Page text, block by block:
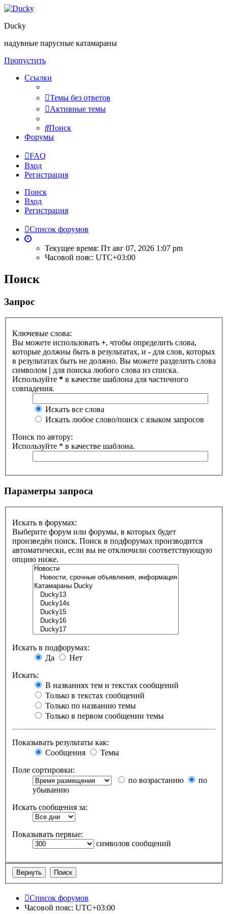
Ducky
надувные парусные катамараны
Пропустить
Ссылки
Темы без ответов
Активные темы
Поиск
Форумы
FAQ
Вход
Регистрация
Поиск
Вход
Регистрация
Список форумов
Текущее время: Пт авг 07, 2026 1:07 pm
Часовой пояс: UTC+03:00
Поиск
Запрос
Ключевые слова:
Вы можете использовать +, чтобы определить слова,
которые должны быть в результатах, и - для слов, которых
в результатах быть не должно. Вы можете разделить слова
символом | для поиска любого слова из списка.
Используйте * в качестве шаблона для частичного
совпадения.
Искать все слова
Искать любое слово/поиск с языком запросов
Поиск по автору:
Используйте * в качестве шаблона.
Параметры запроса
Искать в форумах:
Выберите форум или форумы, в которых будет
произведён поиск. Поиск в подфорумах производится
автоматически, если вы не отключили соответствующую
опцию ниже.
Искать в подфорумах:
Да
Нет
Искать:
В названиях тем и текстах сообщений
Только в текстах сообщений
Только по названию темы
Только в первом сообщении темы
Показывать результаты как:
Сообщения
Темы
Поле сортировки:
по возрастанию
по
убыванию
Искать сообщения за:
Показывать первые:
символов сообщений
Список форумов
Часовой пояс: UTC+03:00